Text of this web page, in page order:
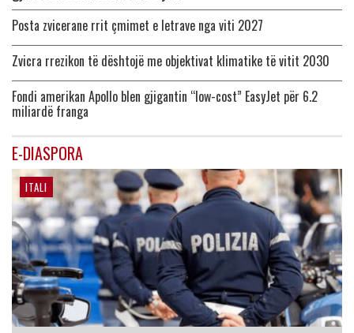
Posta zvicerane rrit çmimet e letrave nga viti 2027
Zvicra rrezikon të dështojë me objektivat klimatike të vitit 2030
Fondi amerikan Apollo blen gjigantin “low-cost” EasyJet për 6.2
miliardë franga
E-DIASPORA
ITALI